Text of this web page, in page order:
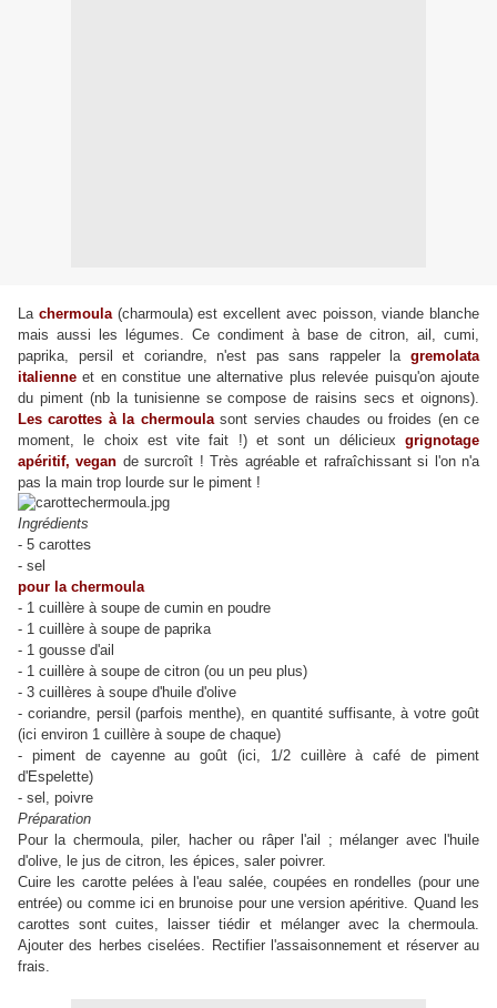
La chermoula(charmoula) est excellent avec poisson, viande blanche
mais aussi les légumes. Ce condiment à base de citron, ail, cumi,
paprika, persil et coriandre, n'est pas sans rappeler la gremolata
italienne et en constitue une alternative plus relevée puisqu'on ajoute
du piment (nb la tunisienne se compose de raisins secs et oignons).
Les carottes à la chermoulasont servies chaudes ou froides (en ce
moment, le choix est vite fait !) et sont un délicieux grignotage
apéritif, vegan de surcroît ! Très agréable et rafraîchissant si l'on n'a
pas la main trop lourde sur le piment !
Ingrédients
- 5 carottes
- sel
pour la chermoula
- 1 cuillère à soupe de cumin en poudre
- 1 cuillère à soupe de paprika
- 1 gousse d'ail
- 1 cuillère à soupe de citron (ou un peu plus)
- 3 cuillères à soupe d'huile d'olive
- coriandre, persil (parfois menthe), en quantité suffisante, à votre goût
(ici environ 1 cuillère à soupe de chaque)
- piment de cayenne au goût (ici, 1/2 cuillère à café de piment
d'Espelette)
- sel, poivre
Préparation
Pour la chermoula, piler, hacher ou râper l'ail ; mélanger avec l'huile
d'olive, le jus de citron, les épices, saler poivrer.
Cuire les carotte pelées à l'eau salée, coupées en rondelles (pour une
entrée) ou comme ici en brunoise pour une version apéritive. Quand les
carottes sont cuites, laisser tiédir et mélanger avec la chermoula.
Ajouter des herbes ciselées. Rectifier l'assaisonnement et réserver au
frais.